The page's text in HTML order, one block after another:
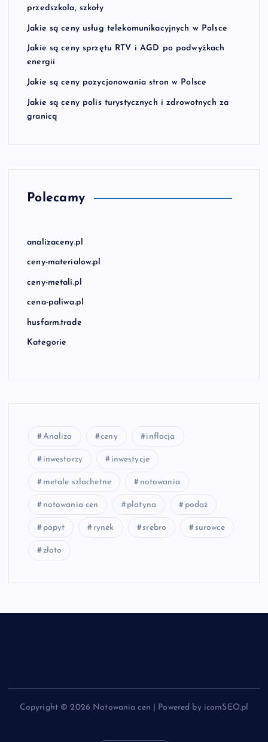
przedszkola, szkoły
Jakie są ceny usług telekomunikacyjnych w Polsce
Jakie są ceny sprzętu RTV i AGD po podwyżkach
energii
Jakie są ceny pozycjonowania stron w Polsce
Jakie są ceny polis turystycznych i zdrowotnych za
granicą
Polecamy
analizaceny.pl
ceny-materialow.pl
ceny-metali.pl
cena-paliwa.pl
husfarm.trade
Kategorie
Analiza ceny inflacja
inwestorzy inwestycje
metale szlachetne notowania
notowania cen platyna podaż
popyt rynek srebro surowce
złoto
Copyright © 2026 Notowania cen | Powered by icomSEO.pl